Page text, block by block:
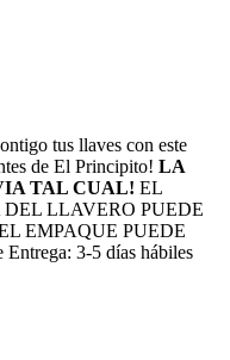
tus llaves con este
de El Principito! LA
TAL CUAL! EL
LLAVERO PUEDE
EMPAQUE PUEDE
3-5 días hábiles